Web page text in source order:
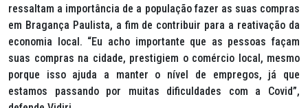
ressaltam a importância de a população fazer as suas compras
em Bragança Paulista, a fim de contribuir para a reativação da
economia local. “Eu acho importante que as pessoas façam
suas compras na cidade, prestigiem o comércio local, mesmo
porque isso ajuda a manter o nível de empregos, já que
estamos passando por muitas dificuldades com a Covid”,